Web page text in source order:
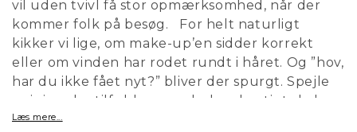
k
t
i
o
:
vil uden tvivl få stor opmærksomhed, når der
kommer folk på besøg. For helt naturligt
kikker vi lige, om make-up’en sidder korrekt
eller om vinden har rodet rundt i håret. Og ”hov,
har du ikke fået nyt?” bliver der spurgt. Spejle
er i sig selv stilfulde, men du kan hurtigt skabe
lidt varme i boligindretningen ved fx at sætte et
Læs mere...